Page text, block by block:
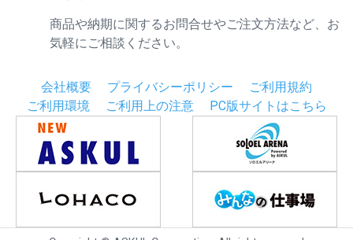
商品や納期に関するお問合せやご注文方法など、お
気軽にご相談ください。
会社概要 プライバシーポリシー
ご利用規約
ご利用環境
ご利用上の注意 PC版サイトはこちら